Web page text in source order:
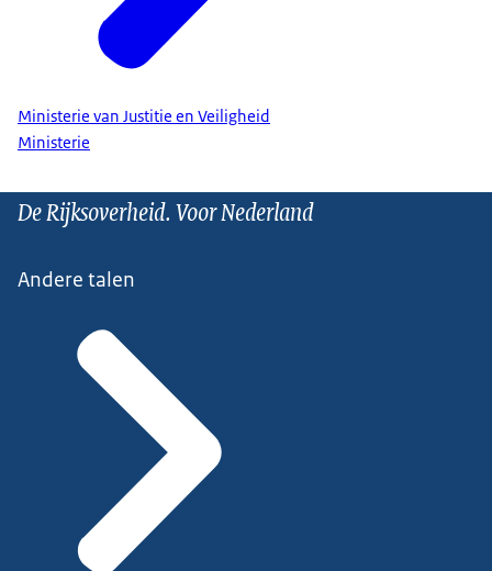
Ministerie van Justitie en Veiligheid
Ministerie
De Rijksoverheid. Voor Nederland
Andere talen